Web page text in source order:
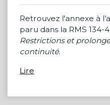
Retrouvez l'annexe à
paru dans la RMS 134-
Restrictions et
continuité.
Lire